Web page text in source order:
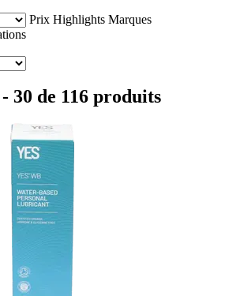
Prix Highlights Marques
30 de 116 produits